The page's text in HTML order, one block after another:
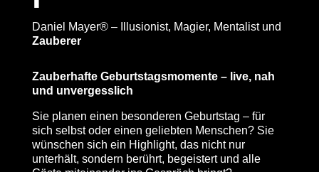
Daniel Mayer® – Illusionist, Magier, Mentalist und
Zauberer
Zauberhafte Geburtstagsmomente – live, nah
und unvergesslich
Sie planen einen besonderen Geburtstag – für
sich selbst oder einen geliebten Menschen? Sie
wünschen sich ein Highlight, das nicht nur
unterhält, sondern berührt, begeistert und alle